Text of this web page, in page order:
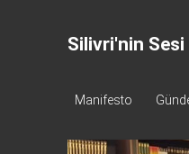
Silivri'nin Sesi
Manifesto